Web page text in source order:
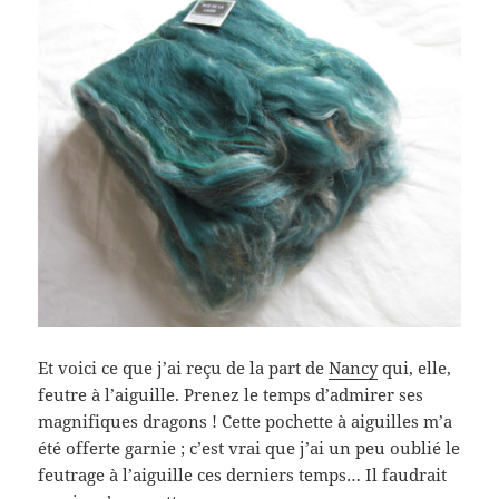
Et voici ce que j’ai reçu de la part deNancyqui, elle,
feutre à l’aiguille. Prenez le temps d’admirer ses
magnifiques dragons ! Cette pochette à aiguilles m’a
été offerte garnie ; c’est vrai que j’ai un peu oublié le
feutrage à l’aiguille ces derniers temps… Il faudrait